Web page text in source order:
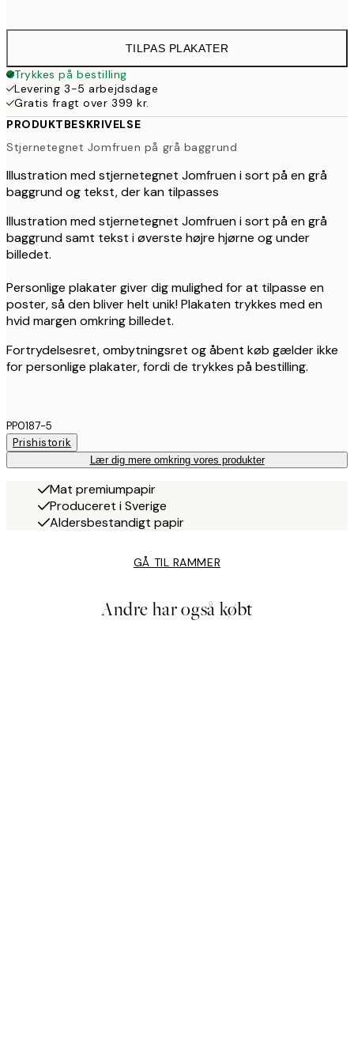
TILPAS PLAKATER
Trykkes på bestilling
Levering 3-5 arbejdsdage
Gratis fragt over 399 kr.
PRODUKTBESKRIVELSE
Stjernetegnet Jomfruen på grå baggrund
Illustration med stjernetegnet Jomfruen i sort på en grå
baggrund og tekst, der kan tilpasses
Illustration med stjernetegnet Jomfruen i sort på en grå
baggrund samt tekst i øverste højre hjørne og under
billedet.
Personlige plakater giver dig mulighed for at tilpasse en
poster, så den bliver helt unik! Plakaten trykkes med en
hvid margen omkring billedet.
Fortrydelsesret, ombytningsret og åbent køb gælder ikke
for personlige plakater, fordi de trykkes på bestilling.
PP0187-5
Prishistorik
Lær dig mere omkring vores produkter
Mat premiumpapir
Produceret i Sverige
Aldersbestandigt papir
GÅ TIL RAMMER
Andre har også købt